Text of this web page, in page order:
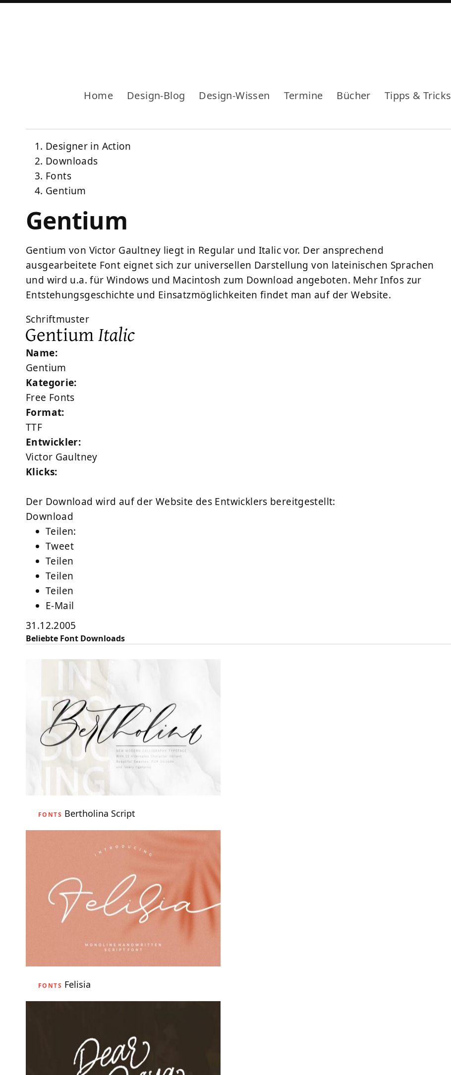
Home Design-Blog Design-Wissen Termine Bücher Tipps & Tricks
Designer in Action
Downloads
Fonts
Gentium
Gentium
Gentium von Victor Gaultney liegt in Regular und Italic vor. Der ansprechend
ausgearbeitete Font eignet sich zur universellen Darstellung von lateinischen Sprachen
und wird u.a. für Windows und Macintosh zum Download angeboten. Mehr Infos zur
Entstehungsgeschichte und Einsatzmöglichkeiten findet man auf der Website.
Schriftmuster
Name:
Gentium
Kategorie:
Free Fonts
Format:
TTF
Entwickler:
Victor Gaultney
Klicks:
Der Download wird auf der Website des Entwicklers bereitgestellt:
Download
Teilen:
Tweet
Teilen
Teilen
Teilen
E-Mail
31.12.2005
Beliebte Font Downloads
FONTS Bertholina Script
FONTS Felisia